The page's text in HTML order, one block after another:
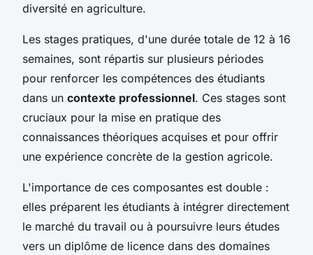
diversité en agriculture.
Les stages pratiques, d'une durée totale de 12 à 16
semaines, sont répartis sur plusieurs périodes
pour renforcer les compétences des étudiants
dans un contexte professionnel. Ces stages sont
cruciaux pour la mise en pratique des
connaissances théoriques acquises et pour offrir
une expérience concrète de la gestion agricole.
L'importance de ces composantes est double :
elles préparent les étudiants à intégrer directement
le marché du travail ou à poursuivre leurs études
vers un diplôme de licence dans des domaines